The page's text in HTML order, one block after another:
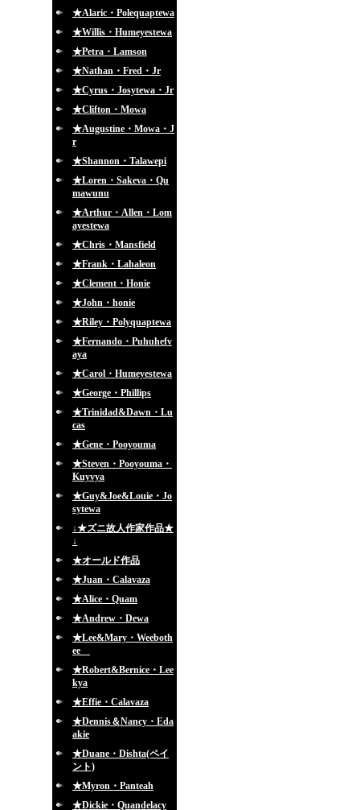
★Alaric・Polequaptewa
★Willis・Humeyestewa
★Petra・Lamson
★Nathan・Fred・Jr
★Cyrus・Josytewa・Jr
★Clifton・Mowa
★Augustine・Mowa・J
r
★Shannon・Talawepi
★Loren・Sakeva・Qu
mawunu
★Arthur・Allen・Lom
ayestewa
★Chris・Mansfield
★Frank・Lahaleon
★Clement・Honie
★John・honie
★Riley・Polyquaptewa
★Fernando・Puhuhefv
aya
★Carol・Humeyestewa
★George・Phillips
★Trinidad&Dawn・Lu
cas
★Gene・Pooyouma
★Steven・Pooyouma・
Kuyvya
★Guy&Joe&Louie・Jo
sytewa
↓★ズニ故人作家作品★
↓
★オールド作品
★Juan・Calavaza
★Alice・Quam
★Andrew・Dewa
★Lee&Mary・Weeboth
ee
★Robert&Bernice・Lee
kya
★Effie・Calavaza
★Dennis＆Nancy・Eda
akie
★Duane・Dishta(ペイ
ント)
★Myron・Panteah
★Dickie・Quandelacy